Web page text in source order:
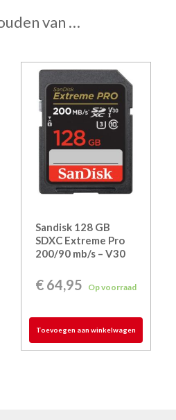
van …
Sandisk 128 GB
SDXC Extreme Pro
200/90 mb/s – V30
€ 64,95 Op voorraad
Toevoegen aan winkelwagen